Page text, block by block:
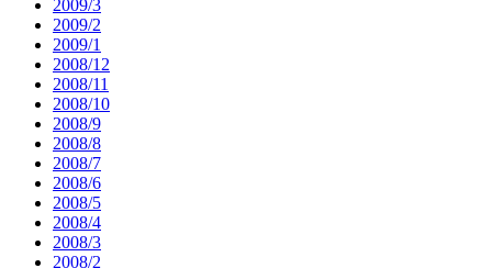
2009/3
2009/2
2009/1
2008/12
2008/11
2008/10
2008/9
2008/8
2008/7
2008/6
2008/5
2008/4
2008/3
2008/2